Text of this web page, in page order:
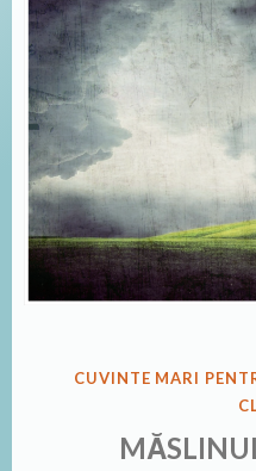
PUBLICAT
CUVINTE MARI